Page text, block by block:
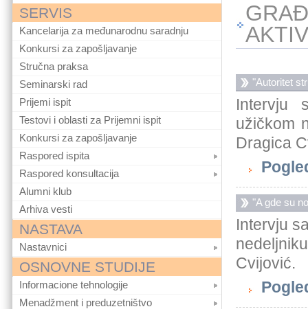
SERVIS
Kancelarija za međunarodnu saradnju
Konkursi za zapošljavanje
Stručna praksa
Seminarski rad
Prijemi ispit
Testovi i oblasti za Prijemni ispit
Konkursi za zapošljavanje
Raspored ispita
Raspored konsultacija
Alumni klub
Arhiva vesti
NASTAVA
Nastavnici
OSNOVNE STUDIJE
Informacione tehnologije
Menadžment i preduzetništvo
"Autoritet
Intervju
užičkom
Dragica
"A gde su
Intervju
Cvijović.